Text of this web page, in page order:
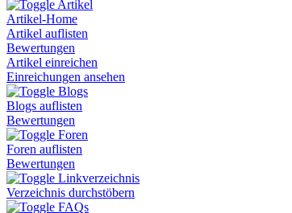
Artikel
Artikel-Home
Artikel auflisten
Bewertungen
Artikel einreichen
Einreichungen ansehen
Blogs
Blogs auflisten
Bewertungen
Foren
Foren auflisten
Bewertungen
Linkverzeichnis
Verzeichnis durchstöbern
FAQs